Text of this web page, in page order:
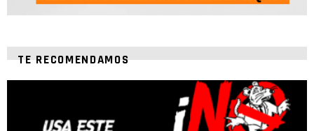
TE RECOMENDAMOS